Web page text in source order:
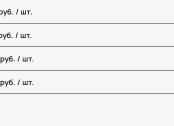
/ шт.
/ шт.
/ шт.
/ шт.